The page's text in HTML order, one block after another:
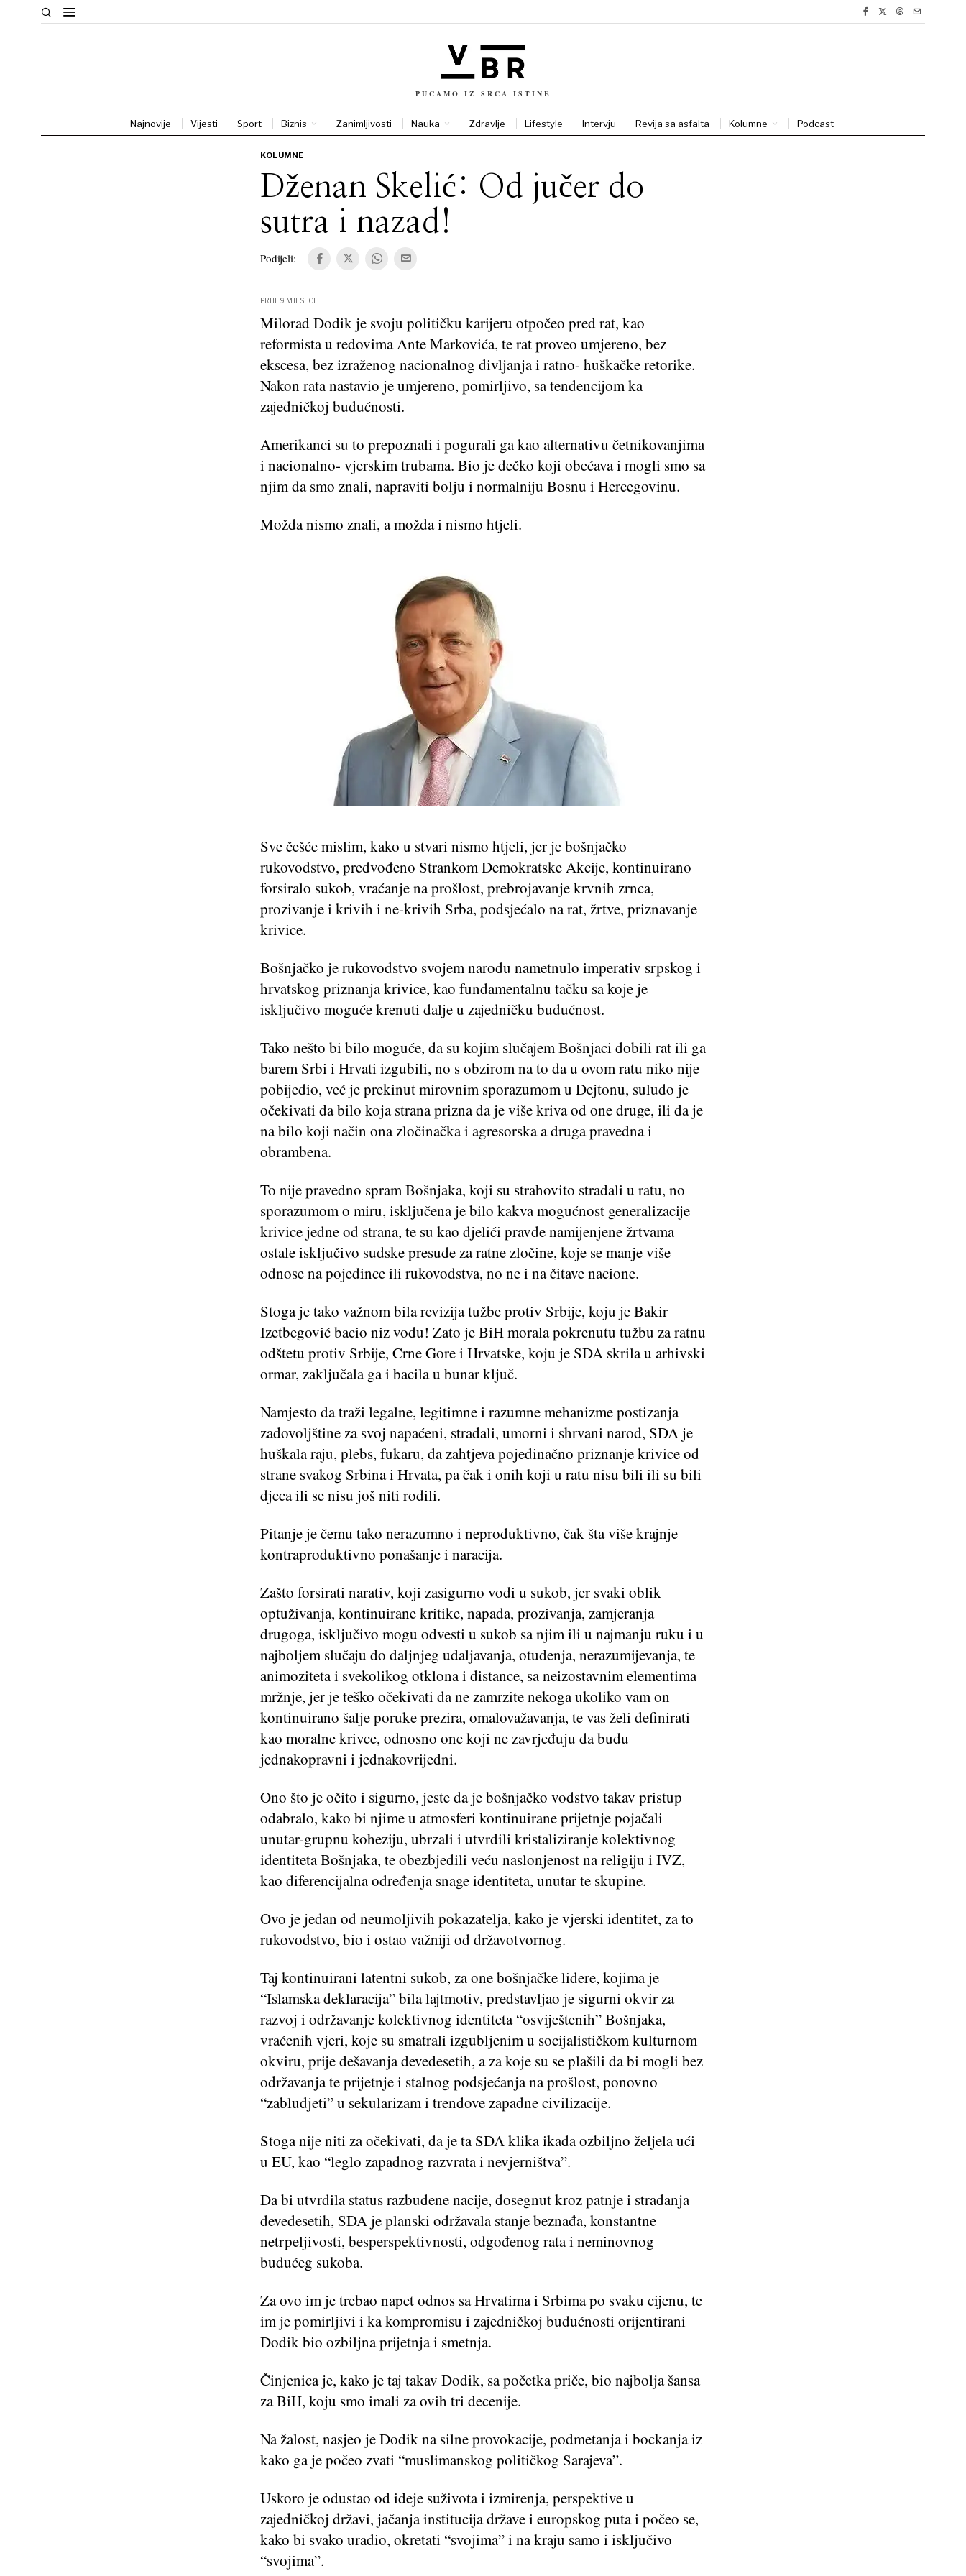
PUCAMO IZ SRCA ISTINE
Najnovije Vijesti Sport Biznis Zanimljivosti Nauka Zdravlje Lifestyle Intervju Revija sa asfalta Kolumne Podcast
KOLUMNE
Dženan Skelić: Od jučer do
sutra i nazad!
Podijeli:
PRIJE 9 MJESECI
Milorad Dodik je svoju političku karijeru otpočeo pred rat, kao
reformista u redovima Ante Markovića, te rat proveo umjereno, bez
ekscesa, bez izraženog nacionalnog divljanja i ratno- huškačke retorike.
Nakon rata nastavio je umjereno, pomirljivo, sa tendencijom ka
zajedničkoj budućnosti.
Amerikanci su to prepoznali i pogurali ga kao alternativu četnikovanjima
i nacionalno- vjerskim trubama. Bio je dečko koji obećava i mogli smo sa
njim da smo znali, napraviti bolju i normalniju Bosnu i Hercegovinu.
Možda nismo znali, a možda i nismo htjeli.
Sve češće mislim, kako u stvari nismo htjeli, jer je bošnjačko
rukovodstvo, predvođeno Strankom Demokratske Akcije, kontinuirano
forsiralo sukob, vraćanje na prošlost, prebrojavanje krvnih zrnca,
prozivanje i krivih i ne-krivih Srba, podsjećalo na rat, žrtve, priznavanje
krivice.
Bošnjačko je rukovodstvo svojem narodu nametnulo imperativ srpskog i
hrvatskog priznanja krivice, kao fundamentalnu tačku sa koje je
isključivo moguće krenuti dalje u zajedničku budućnost.
Tako nešto bi bilo moguće, da su kojim slučajem Bošnjaci dobili rat ili ga
barem Srbi i Hrvati izgubili, no s obzirom na to da u ovom ratu niko nije
pobijedio, već je prekinut mirovnim sporazumom u Dejtonu, suludo je
očekivati da bilo koja strana prizna da je više kriva od one druge, ili da je
na bilo koji način ona zločinačka i agresorska a druga pravedna i
obrambena.
To nije pravedno spram Bošnjaka, koji su strahovito stradali u ratu, no
sporazumom o miru, isključena je bilo kakva mogućnost generalizacije
krivice jedne od strana, te su kao djelići pravde namijenjene žrtvama
ostale isključivo sudske presude za ratne zločine, koje se manje više
odnose na pojedince ili rukovodstva, no ne i na čitave nacione.
Stoga je tako važnom bila revizija tužbe protiv Srbije, koju je Bakir
Izetbegović bacio niz vodu! Zato je BiH morala pokrenutu tužbu za ratnu
odštetu protiv Srbije, Crne Gore i Hrvatske, koju je SDA skrila u arhivski
ormar, zaključala ga i bacila u bunar ključ.
Namjesto da traži legalne, legitimne i razumne mehanizme postizanja
zadovoljštine za svoj napaćeni, stradali, umorni i shrvani narod, SDA je
huškala raju, plebs, fukaru, da zahtjeva pojedinačno priznanje krivice od
strane svakog Srbina i Hrvata, pa čak i onih koji u ratu nisu bili ili su bili
djeca ili se nisu još niti rodili.
Pitanje je čemu tako nerazumno i neproduktivno, čak šta više krajnje
kontraproduktivno ponašanje i naracija.
Zašto forsirati narativ, koji zasigurno vodi u sukob, jer svaki oblik
optuživanja, kontinuirane kritike, napada, prozivanja, zamjeranja
drugoga, isključivo mogu odvesti u sukob sa njim ili u najmanju ruku i u
najboljem slučaju do daljnjeg udaljavanja, otuđenja, nerazumijevanja, te
animoziteta i svekolikog otklona i distance, sa neizostavnim elementima
mržnje, jer je teško očekivati da ne zamrzite nekoga ukoliko vam on
kontinuirano šalje poruke prezira, omalovažavanja, te vas želi definirati
kao moralne krivce, odnosno one koji ne zavrjeđuju da budu
jednakopravni i jednakovrijedni.
Ono što je očito i sigurno, jeste da je bošnjačko vodstvo takav pristup
odabralo, kako bi njime u atmosferi kontinuirane prijetnje pojačali
unutar-grupnu koheziju, ubrzali i utvrdili kristaliziranje kolektivnog
identiteta Bošnjaka, te obezbjedili veću naslonjenost na religiju i IVZ,
kao diferencijalna određenja snage identiteta, unutar te skupine.
Ovo je jedan od neumoljivih pokazatelja, kako je vjerski identitet, za to
rukovodstvo, bio i ostao važniji od državotvornog.
Taj kontinuirani latentni sukob, za one bošnjačke lidere, kojima je
“Islamska deklaracija” bila lajtmotiv, predstavljao je sigurni okvir za
razvoj i održavanje kolektivnog identiteta “osviještenih” Bošnjaka,
vraćenih vjeri, koje su smatrali izgubljenim u socijalističkom kulturnom
okviru, prije dešavanja devedesetih, a za koje su se plašili da bi mogli bez
održavanja te prijetnje i stalnog podsjećanja na prošlost, ponovno
“zabludjeti” u sekularizam i trendove zapadne civilizacije.
Stoga nije niti za očekivati, da je ta SDA klika ikada ozbiljno željela ući
u EU, kao “leglo zapadnog razvrata i nevjerništva”.
Da bi utvrdila status razbuđene nacije, dosegnut kroz patnje i stradanja
devedesetih, SDA je planski održavala stanje beznađa, konstantne
netrpeljivosti, besperspektivnosti, odgođenog rata i neminovnog
budućeg sukoba.
Za ovo im je trebao napet odnos sa Hrvatima i Srbima po svaku cijenu, te
im je pomirljivi i ka kompromisu i zajedničkoj budućnosti orijentirani
Dodik bio ozbiljna prijetnja i smetnja.
Činjenica je, kako je taj takav Dodik, sa početka priče, bio najbolja šansa
za BiH, koju smo imali za ovih tri decenije.
Na žalost, nasjeo je Dodik na silne provokacije, podmetanja i bockanja iz
kako ga je počeo zvati “muslimanskog političkog Sarajeva”.
Uskoro je odustao od ideje suživota i izmirenja, perspektive u
zajedničkoj državi, jačanja institucija države i europskog puta i počeo se,
kako bi svako uradio, okretati “svojima” i na kraju samo i isključivo
“svojima”.